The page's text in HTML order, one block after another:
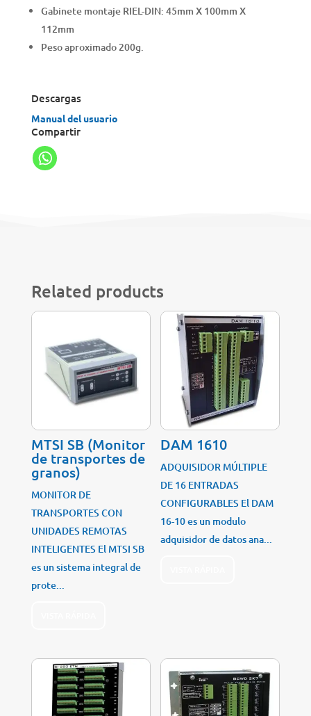
Gabinete montaje RIEL-DIN: 45mm X 100mm X
112mm
Peso aproximado 200g.
Descargas
Manual del usuario
Compartir
Related products
MTSI SB (Monitor
de transportes de
granos)
MONITOR DE
TRANSPORTES CON
UNIDADES REMOTAS
INTELIGENTES El MTSI SB
es un sistema integral de
prote...
DAM 1610
ADQUISIDOR MÚLTIPLE
DE 16 ENTRADAS
CONFIGURABLES El DAM
16-10 es un modulo
adquisidor de datos ana...